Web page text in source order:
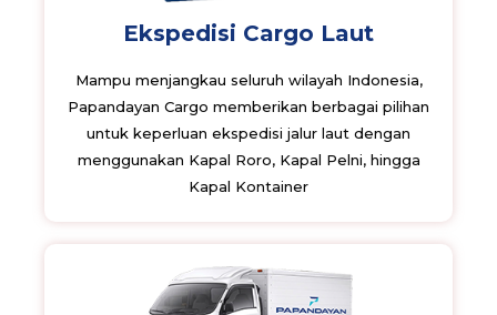
Ekspedisi Cargo Laut
Mampu menjangkau seluruh wilayah Indonesia,
Papandayan Cargo memberikan berbagai pilihan
untuk keperluan ekspedisi jalur laut dengan
menggunakan Kapal Roro, Kapal Pelni, hingga
Kapal Kontainer